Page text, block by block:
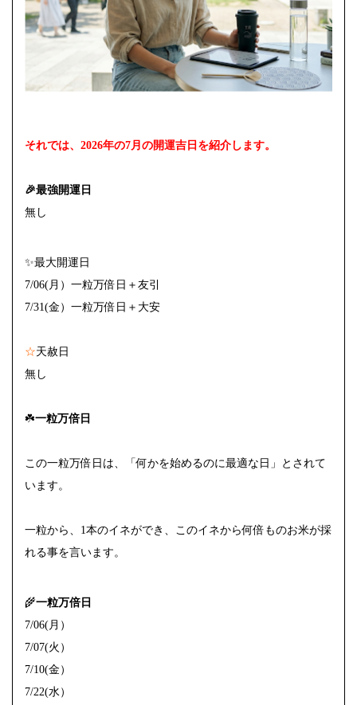
それでは、2026年の7月の開運吉日を紹介します。
🎉最強開運日
無し
✨最大開運日
7/06(月）一粒万倍日＋友引
7/31(金）一粒万倍日＋大安
☆天赦日
無し
☘️一粒万倍日
この一粒万倍日は、「何かを始めるのに最適な日」とされて
います。
一粒から、1本のイネができ、このイネから何倍ものお米が採
れる事を言います。
🌾一粒万倍日
7/06(月）
7/07(火）
7/10(金）
7/22(水）